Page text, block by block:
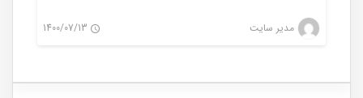
مدیر سایت 1400/07/13